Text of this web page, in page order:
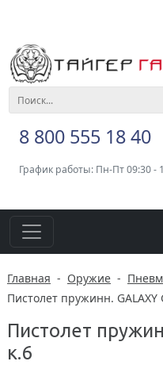
8 800 555 18 40
График работы: Пн-Пт 09:30 -
Главная - Оружие -
Пистолет пружинн. GALAXY
Пистолет
к.6